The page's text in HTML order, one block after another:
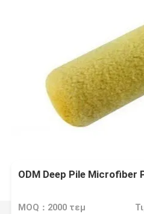
ODM Deep Pile Microfiber
MOQ：2000 τεμ